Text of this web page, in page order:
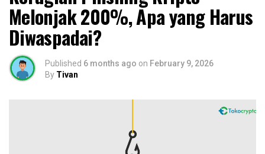
Melonjak 200%, Apa yang Harus
Diwaspadai?
Published 6 months ago on February 9, 2026
By Tivan